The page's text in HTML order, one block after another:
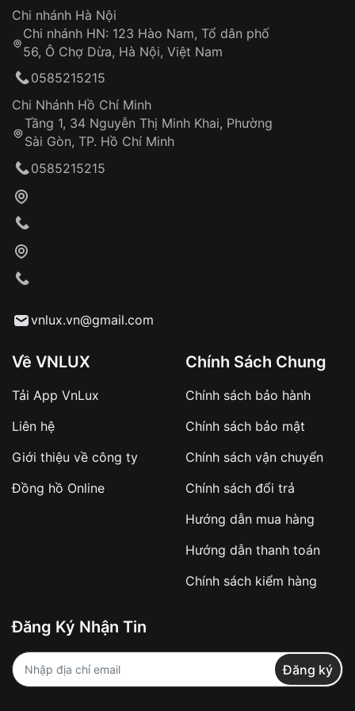
Hotline: 0585 215 215
Từ khóa SEO:
Khách hàng kiểm tra và thanh toán trực tiếp
Từ khóa SEO:
sản phẩm đặc biệt
Khách hàng cần
đặt cọc trước 10% giá trị đơn
hàng
Số tiền còn lại thanh toán khi nhận hàng hoặc
✔️ Hạn chế tình trạng hủy đơn không mong
Từ khóa SEO:
Đảm bảo quyền lợi khách hàng
Đồng hành cùng khách hàng trong suốt quá
trình sử dụng
Chi nhánh Hà Nội
Chi nhánh HN: 123 Hào Nam, Tổ dân phố
56, Ô Chợ Dừa, Hà Nội, Việt Nam
0585215215
Chi Nhánh Hồ Chí Minh
Tầng 1, 34 Nguyễn Thị Minh Khai, Phường
Sài Gòn, TP. Hồ Chí Minh
0585215215
vnlux.vn@gmail.com
Về VNLUX
Tải App VnLux
Liên hệ
Giới thiệu về công ty
Đồng hồ Online
Chính Sách Chung
Chính sách bảo hành
Chính sách bảo mật
Chính sách vận chuyển
Chính sách đổi trả
Hướng dẫn mua hàng
Hướng dẫn thanh toán
Chính sách kiểm hàng
Đăng Ký Nhận Tin
Đăng ký